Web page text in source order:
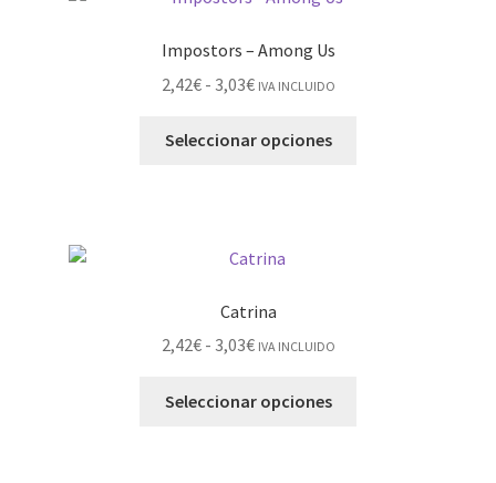
Impostors – Among Us
2,42€ - 3,03€ IVA INCLUIDO
Seleccionar opciones
Catrina
2,42€ - 3,03€ IVA INCLUIDO
Seleccionar opciones